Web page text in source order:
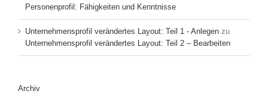
Personenprofil: Fähigkeiten und Kenntnisse
Unternehmensprofil verändertes Layout: Teil 1 - Anlegen zu
Unternehmensprofil verändertes Layout: Teil 2 – Bearbeiten
Archiv